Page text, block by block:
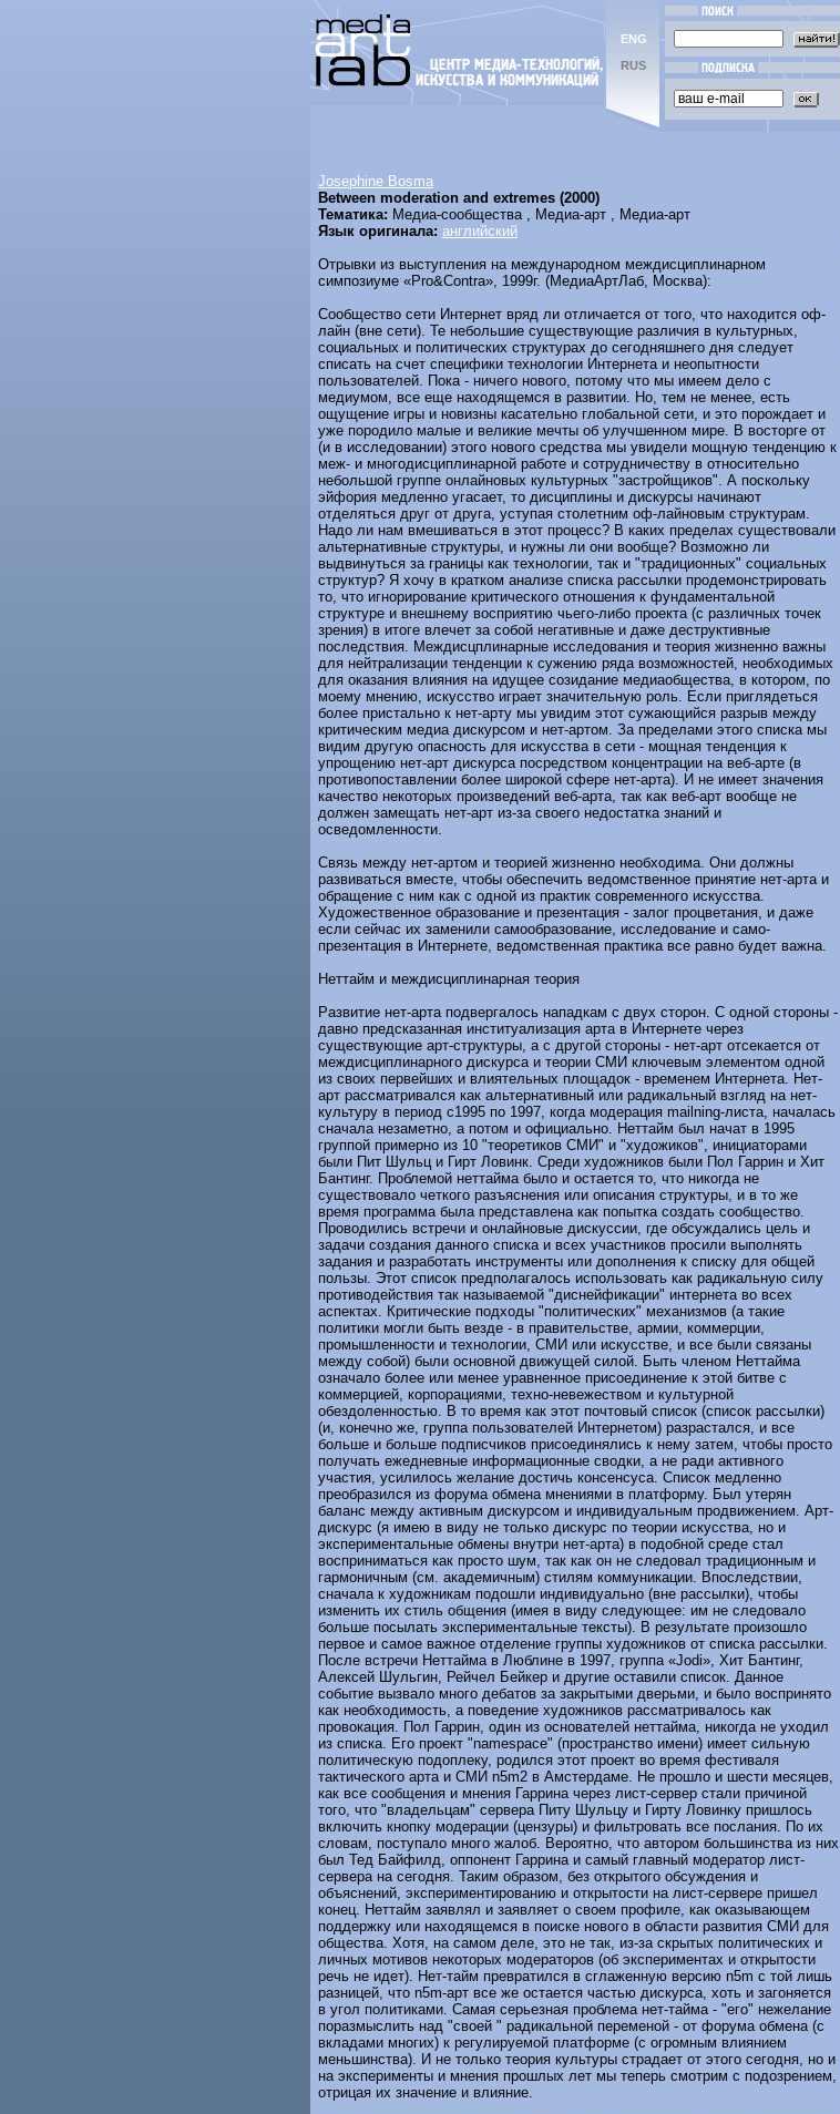
ENG
RUS
Josephine Bosma
Between moderation and extremes (2000)
Тематика: Медиа-сообщества , Медиа-арт , Медиа-арт
Язык оригинала: английский
Отрывки из выступления на международном междисциплинарном
симпозиуме «Pro&Contra», 1999г. (МедиаАртЛаб, Москва):
Сообщество сети Интернет вряд ли отличается от того, что находится оф-
лайн (вне сети). Те небольшие существующие различия в культурных,
социальных и политических структурах до сегодняшнего дня следует
списать на счет специфики технологии Интернета и неопытности
пользователей. Пока - ничего нового, потому что мы имеем дело с
медиумом, все еще находящемся в развитии. Но, тем не менее, есть
ощущение игры и новизны касательно глобальной сети, и это порождает и
уже породило малые и великие мечты об улучшенном мире. В восторге от
(и в исследовании) этого нового средства мы увидели мощную тенденцию к
меж- и многодисциплинарной работе и сотрудничеству в относительно
небольшой группе онлайновых культурных "застройщиков". А поскольку
эйфория медленно угасает, то дисциплины и дискурсы начинают
отделяться друг от друга, уступая столетним оф-лайновым структурам.
Надо ли нам вмешиваться в этот процесс? В каких пределах существовали
альтернативные структуры, и нужны ли они вообще? Возможно ли
выдвинуться за границы как технологии, так и "традиционных" социальных
структур? Я хочу в кратком анализе списка рассылки продемонстрировать
то, что игнорирование критического отношения к фундаментальной
структуре и внешнему восприятию чьего-либо проекта (с различных точек
зрения) в итоге влечет за собой негативные и даже деструктивные
последствия. Междисцплинарные исследования и теория жизненно важны
для нейтрализации тенденции к сужению ряда возможностей, необходимых
для оказания влияния на идущее созидание медиаобщества, в котором, по
моему мнению, искусство играет значительную роль. Если приглядеться
более пристально к нет-арту мы увидим этот сужающийся разрыв между
критическим медиа дискурсом и нет-артом. За пределами этого списка мы
видим другую опасность для искусства в сети - мощная тенденция к
упрощению нет-арт дискурса посредством концентрации на веб-арте (в
противопоставлении более широкой сфере нет-арта). И не имеет значения
качество некоторых произведений веб-арта, так как веб-арт вообще не
должен замещать нет-арт из-за своего недостатка знаний и
осведомленности.
Связь между нет-артом и теорией жизненно необходима. Они должны
развиваться вместе, чтобы обеспечить ведомственное принятие нет-арта и
обращение с ним как с одной из практик современного искусства.
Художественное образование и презентация - залог процветания, и даже
если сейчас их заменили самообразование, исследование и само-
презентация в Интернете, ведомственная практика все равно будет важна.
Неттайм и междисциплинарная теория
Развитие нет-арта подвергалось нападкам с двух сторон. С одной стороны -
давно предсказанная институализация арта в Интернете через
существующие арт-структуры, а с другой стороны - нет-арт отсекается от
междисциплинарного дискурса и теории СМИ ключевым элементом одной
из своих первейших и влиятельных площадок - временем Интернета. Нет-
арт рассматривался как альтернативный или радикальный взгляд на нет-
культуру в период с1995 по 1997, когда модерация mailning-листа, началась
сначала незаметно, а потом и официально. Неттайм был начат в 1995
группой примерно из 10 "теоретиков СМИ" и "художиков", инициаторами
были Пит Шульц и Гирт Ловинк. Среди художников были Пол Гаррин и Хит
Бантинг. Проблемой неттайма было и остается то, что никогда не
существовало четкого разъяснения или описания структуры, и в то же
время программа была представлена как попытка создать сообщество.
Проводились встречи и онлайновые дискуссии, где обсуждались цель и
задачи создания данного списка и всех участников просили выполнять
задания и разработать инструменты или дополнения к списку для общей
пользы. Этот список предполагалось использовать как радикальную силу
противодействия так называемой "диснейфикации" интернета во всех
аспектах. Критические подходы "политических" механизмов (а такие
политики могли быть везде - в правительстве, армии, коммерции,
промышленности и технологии, СМИ или искусстве, и все были связаны
между собой) были основной движущей силой. Быть членом Неттайма
означало более или менее уравненное присоединение к этой битве с
коммерцией, корпорациями, техно-невежеством и культурной
обездоленностью. В то время как этот почтовый список (список рассылки)
(и, конечно же, группа пользователей Интернетом) разрастался, и все
больше и больше подписчиков присоединялись к нему затем, чтобы просто
получать ежедневные информационные сводки, а не ради активного
участия, усилилось желание достичь консенсуса. Список медленно
преобразился из форума обмена мнениями в платформу. Был утерян
баланс между активным дискурсом и индивидуальным продвижением. Арт-
дискурс (я имею в виду не только дискурс по теории искусства, но и
экспериментальные обмены внутри нет-арта) в подобной среде стал
восприниматься как просто шум, так как он не следовал традиционным и
гармоничным (см. академичным) стилям коммуникации. Впоследствии,
сначала к художникам подошли индивидуально (вне рассылки), чтобы
изменить их стиль общения (имея в виду следующее: им не следовало
больше посылать экспериментальные тексты). В результате произошло
первое и самое важное отделение группы художников от списка рассылки.
После встречи Неттайма в Люблине в 1997, группа «Jodi», Хит Бантинг,
Алексей Шульгин, Рейчел Бейкер и другие оставили список. Данное
событие вызвало много дебатов за закрытыми дверьми, и было воспринято
как необходимость, а поведение художников рассматривалось как
провокация. Пол Гаррин, один из основателей неттайма, никогда не уходил
из списка. Его проект "namespace" (пространство имени) имеет сильную
политическую подоплеку, родился этот проект во время фестиваля
тактического арта и СМИ n5m2 в Амстердаме. Не прошло и шести месяцев,
как все сообщения и мнения Гаррина через лист-сервер стали причиной
того, что "владельцам" сервера Питу Шульцу и Гирту Ловинку пришлось
включить кнопку модерации (цензуры) и фильтровать все послания. По их
словам, поступало много жалоб. Вероятно, что автором большинства из них
был Тед Байфилд, оппонент Гаррина и самый главный модератор лист-
сервера на сегодня. Таким образом, без открытого обсуждения и
объяснений, экспериментированию и открытости на лист-сервере пришел
конец. Неттайм заявлял и заявляет о своем профиле, как оказывающем
поддержку или находящемся в поиске нового в области развития СМИ для
общества. Хотя, на самом деле, это не так, из-за скрытых политических и
личных мотивов некоторых модераторов (об экспериментах и открытости
речь не идет). Нет-тайм превратился в сглаженную версию n5m с той лишь
разницей, что n5m-арт все же остается частью дискурса, хоть и загоняется
в угол политиками. Самая серьезная проблема нет-тайма - "его" нежелание
поразмыслить над "своей " радикальной переменой - от форума обмена (с
вкладами многих) к регулируемой платформе (с огромным влиянием
меньшинства). И не только теория культуры страдает от этого сегодня, но и
на эксперименты и мнения прошлых лет мы теперь смотрим с подозрением,
отрицая их значение и влияние.